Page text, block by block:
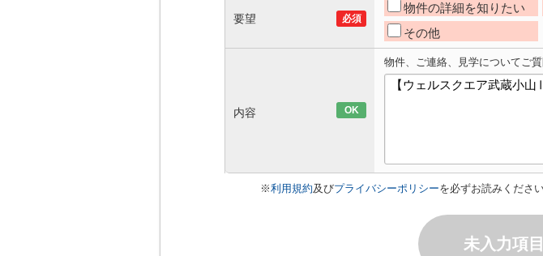
要望 必須
物件の詳細を知りたい
その他
内容 OK
物件、ご連絡、見学についてご
※利用規約及びプライバシーポリシーを必ずお読みくださ
未入力項